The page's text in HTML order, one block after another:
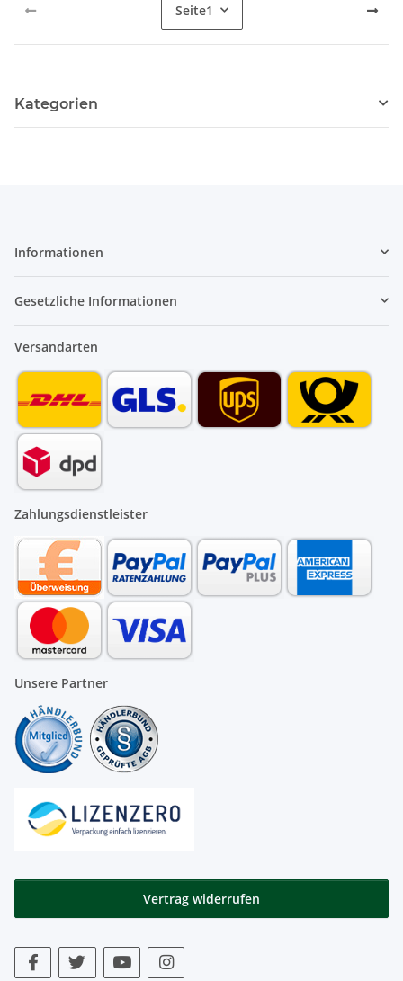
Seite1
Kategorien
Informationen
Gesetzliche Informationen
Versandarten
Zahlungsdienstleister
Unsere Partner
Vertrag widerrufen